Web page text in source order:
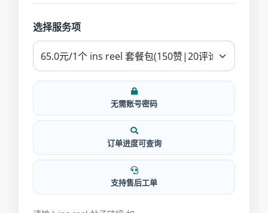
选择服务项
无需账号密码
订单进度可查询
支持售后工单